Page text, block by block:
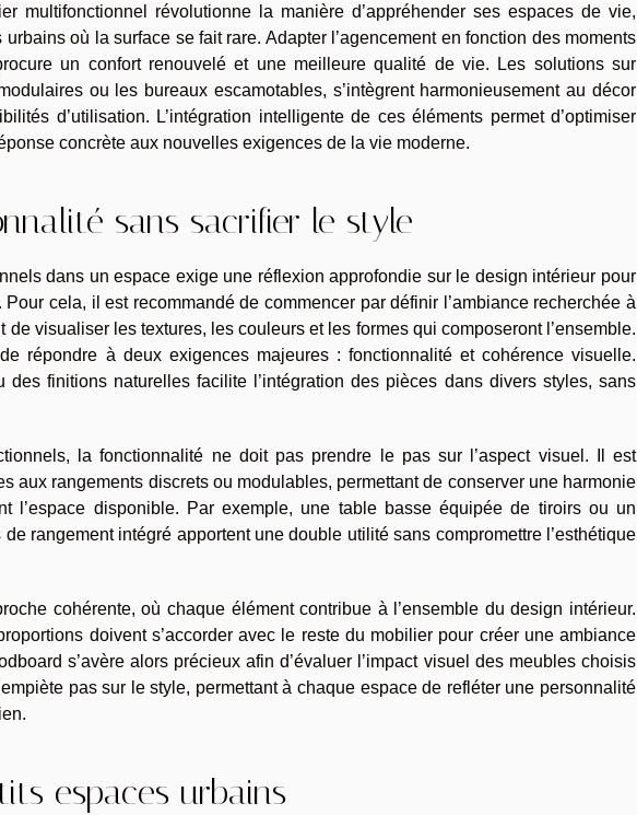
multifonctionnel révolutionne la manière d’appréhender ses espaces de vie,
où la surface se fait rare. Adapter l’agencement en fonction des moments
un confort renouvelé et une meilleure qualité de vie. Les solutions sur
ou les bureaux escamotables, s’intègrent harmonieusement au décor
d’utilisation. L’intégration intelligente de ces éléments permet d’optimiser
concrète aux nouvelles exigences de la vie moderne.
sans sacrifier le style
dans un espace exige une réflexion approfondie sur le design intérieur pour
cela, il est recommandé de commencer par définir l’ambiance recherchée à
de visualiser les textures, les couleurs et les formes qui composeront l’ensemble.
répondre à deux exigences majeures : fonctionnalité et cohérence visuelle.
des finitions naturelles facilite l’intégration des pièces dans divers styles, sans
la fonctionnalité ne doit pas prendre le pas sur l’aspect visuel. Il est
aux rangements discrets ou modulables, permettant de conserver une harmonie
l’espace disponible. Par exemple, une table basse équipée de tiroirs ou un
rangement intégré apportent une double utilité sans compromettre l’esthétique
cohérente, où chaque élément contribue à l’ensemble du design intérieur.
doivent s’accorder avec le reste du mobilier pour créer une ambiance
s’avère alors précieux afin d’évaluer l’impact visuel des meubles choisis
pas sur le style, permettant à chaque espace de refléter une personnalité
espaces urbains